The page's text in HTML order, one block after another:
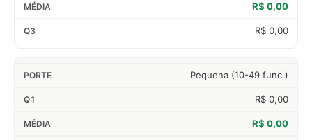
R$ 0,00
R$ 0,00
Pequena (10-49 func.)
R$ 0,00
R$ 0,00